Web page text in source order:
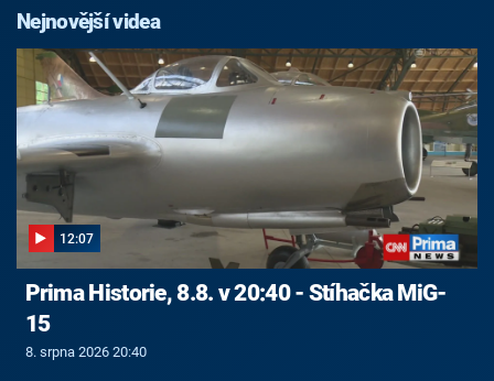
Nejnovější videa
12:07
Prima Historie, 8.8. v 20:40 - Stíhačka MiG-
15
8. srpna 2026 20:40